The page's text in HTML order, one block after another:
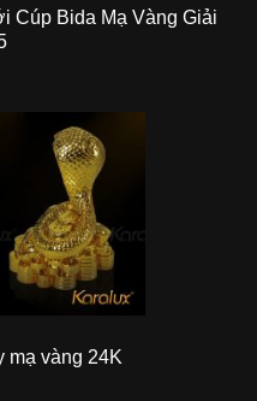
Cúp Bida Mạ Vàng Giải
mạ vàng 24K